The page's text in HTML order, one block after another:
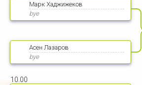
Марк Хаджижеков
bye
Асен Лазаров
bye
10.00